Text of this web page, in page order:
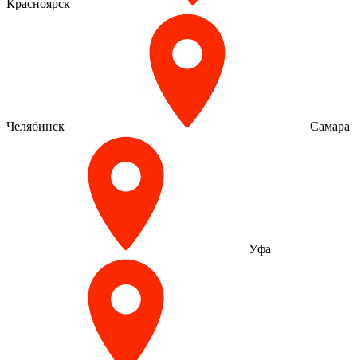
Красноярск
Челябинск Самара
Уфа